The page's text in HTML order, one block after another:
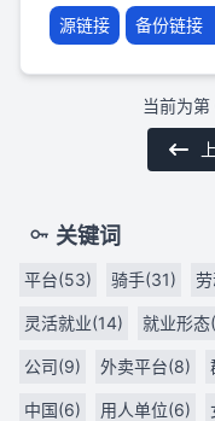
源链接 备份链接
当前为第
关键词
平台(53) 骑手(31)
灵活就业(14) 就业形态
公司(9) 外卖平台(8)
中国(6) 用人单位(6)